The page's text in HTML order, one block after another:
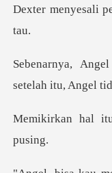
setelah itu,